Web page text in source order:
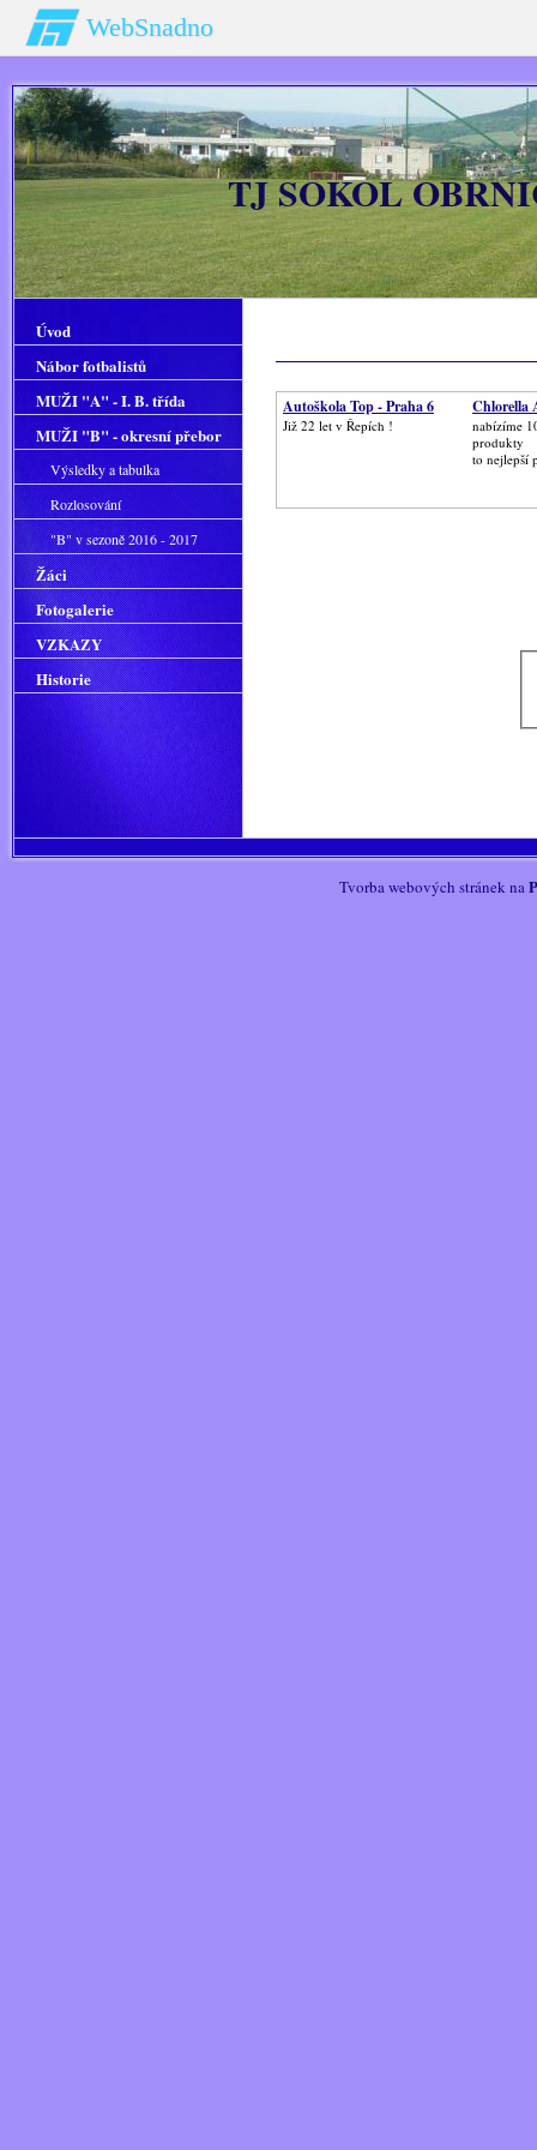
WebSnadno
TJ SOKOL
Autoškola Top - Praha 6
Již 22 let v Řepích !
Chlorella
nabízíme
produkty
to nejlepší
Úvod
Nábor fotbalistů
MUŽI "A" - I. B. třída
MUŽI "B" - okresní přebor
Výsledky a tabulka
Rozlosování
"B" v sezoně 2016 - 2017
Žáci
Fotogalerie
VZKAZY
Historie
Tvorba webových stránek na